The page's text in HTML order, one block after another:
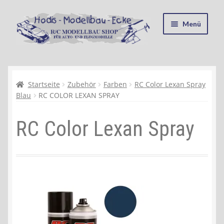
Zur
Navigation
springen
Zum
Inhalt
springen
Menü
Kasse
Recycling, Entsorgung und Umwelt
Warenkorb
Ablauf einer Bestellung
Startseite Zubehör Farben
RC Color Lexan Spray
Blau
RC COLOR LEXAN SPRAY
RC Color Lexan Spray